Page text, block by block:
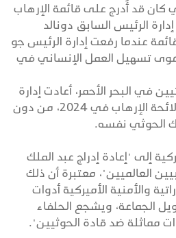
كان قد أُدرج على قائمة الإرهاب
عام 2021 خلال إدارة الرئيس السابق دونالد
عندما رفعت إدارة الرئيس جو
تسهيل العمل الإنساني في
في البحر الأحمر، أعادت إدارة
بايدن إدراج الجماعة على لائحة الإرهاب في 2024، من دون
الحوثي نفسه.
إلى "إعادة إدراج عبد الملك
العالميين"، معتبرة أن ذلك
والأمنية الأميركية أدوات
الجماعة، ويشجع الحلفاء
مماثلة ضد قادة الحوثيين".